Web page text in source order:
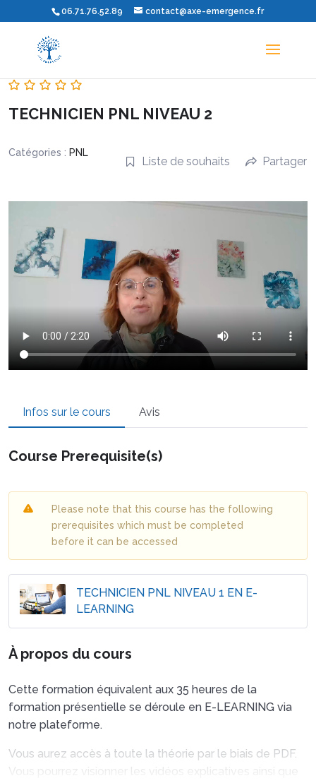
06.71.76.52.89 contact@axe-emergence.fr
TECHNICIEN PNL NIVEAU 2
Catégories : PNL
Liste de souhaits Partager
Infos sur le cours Avis
Course Prerequisite(s)
Please note that this course has the following
prerequisites which must be completed
before it can be accessed
TECHNICIEN PNL NIVEAU 1 EN E-
LEARNING
À propos du cours
Cette formation équivalent aux 35 heures de la
formation présentielle se déroule en E-LEARNING via
notre plateforme.
Vous aurez accès à toute la théorie par le biais de PDF.
Vous pourrez visionner les vidéos explicatives ainsi que